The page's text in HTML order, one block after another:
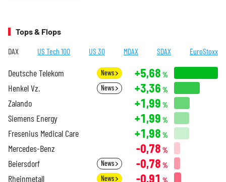
Tops & Flops
DAX US Tech 100 US 30 MDAX SDAX EuroStoxx
Deutsche Telekom News +5,68 %
Henkel Vz. News +3,36 %
Zalando +1,99 %
Siemens Energy +1,99 %
Fresenius Medical Care +1,98 %
Mercedes-Benz -0,78 %
Beiersdorf News -0,78 %
Rheinmetall News -0,91